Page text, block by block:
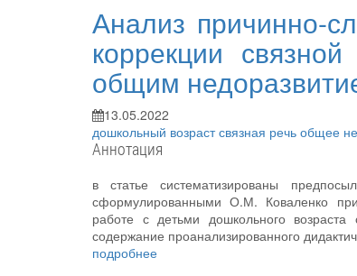
Анализ причинно-
коррекции
общим
13.05.2022
дошкольный возрастсвязная речь общее
Аннотация
в статье систематизированы
сформулированными О.М. Коваленко
работе с детьми дошкольного
содержание проанализированного
подробнее